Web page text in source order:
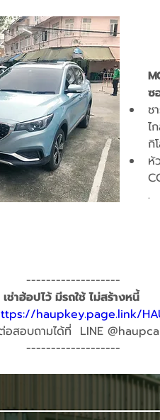
ซ
ช
ไ
กิ
หั
.
-------------------
เช่าฮ้อปไว้ มีรถใช้ ไม่สร้างหนี้
haupkey.page.link/
สอบถามได้ที่  LINE
-------------------